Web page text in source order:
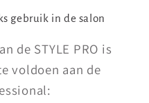
gebruik in de salon
de STYLE PRO is
voldoen aan de